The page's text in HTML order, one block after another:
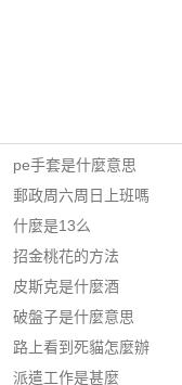
pe手套是什麼意思
郵政周六周日上班嗎
什麼是13么
招金桃花的方法
皮斯克是什麼酒
破盤子是什麼意思
路上看到死貓怎麼辦
派遣工作是甚麼